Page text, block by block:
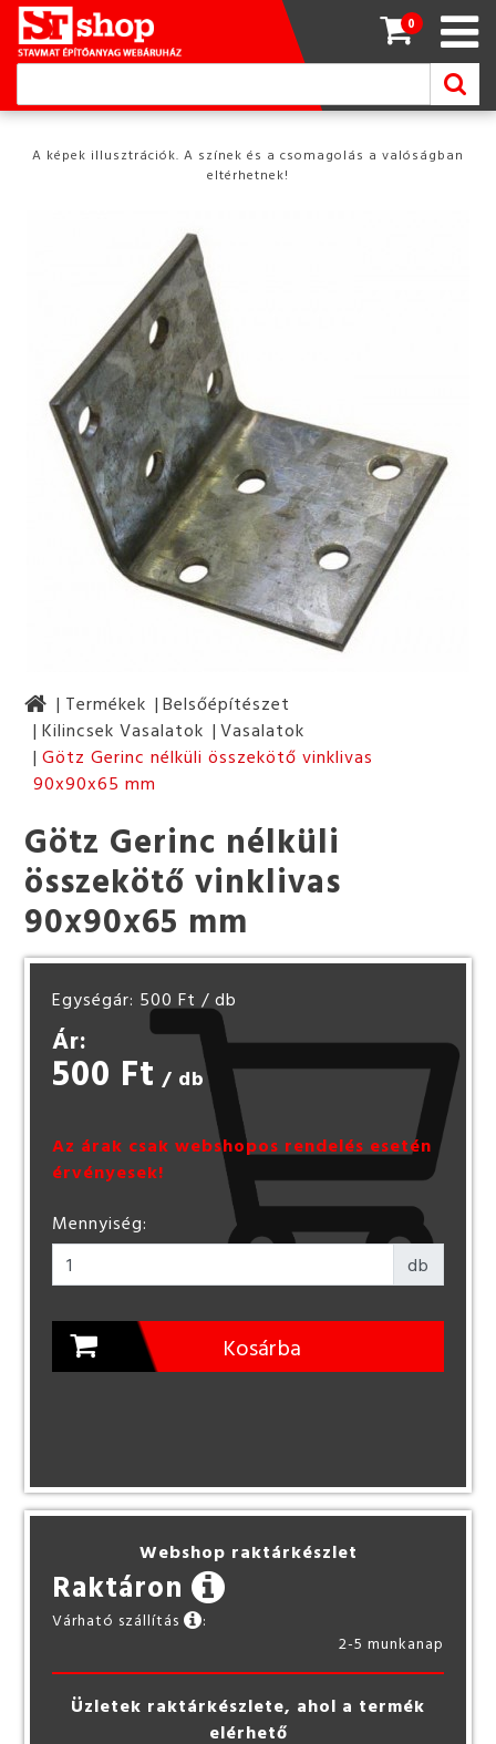
0
A képek illusztrációk. A színek és a csomagolás a valóságban
eltérhetnek!
Termékek
Belsőépítészet
Kilincsek Vasalatok
Vasalatok
Götz Gerinc nélküli összekötő vinklivas
90x90x65 mm
Götz Gerinc nélküli
összekötő vinklivas
90x90x65 mm
Egységár: 500 Ft / db
Ár:
500 Ft / db
Az árak csak webshopos rendelés esetén
érvényesek!
Mennyiség:
db
Kosárba
Webshop raktárkészlet
Raktáron
Várható szállítás
:
2-5 munkanap
Üzletek raktárkészlete, ahol a termék
elérhető